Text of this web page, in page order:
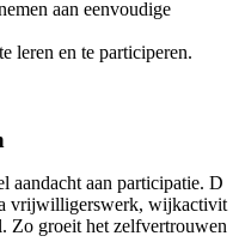
aan eenvoudige
leren en te participeren.
aandacht aan participatie. D
vrijwilligerswerk, wijkactivit
Zo groeit het zelfvertrouwen